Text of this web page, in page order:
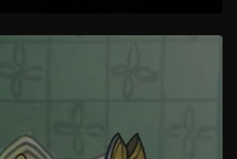
au Musée - Episode 10 : La Raie